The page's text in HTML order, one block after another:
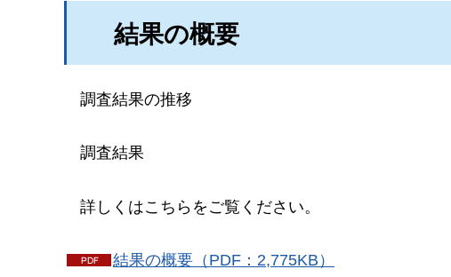
結果の概要
調査結果の推移
調査結果
詳しくはこちらをご覧ください。
結果の概要（PDF：2,775KB）